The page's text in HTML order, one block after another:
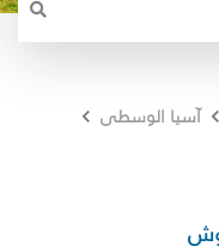
آسيا الوسطى